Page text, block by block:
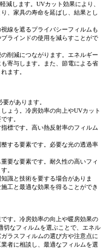
減します。UVカット効果により、
、家具の寿命を延ばし、結果とし
線を遮るプライバシーフィルムも
ラインドの使用を減らすことがで
削減につながります。エネルギー
寄与します。また、節電による省
ます。
があります。
ょう。冷房効率の向上やUVカット
す。
標です。高い熱反射率のフィルム
する要素です。必要な光の透過率
要な要素です。耐久性の高いフィ
。
識と技術を要する場合がありま
工と最適な効果を得ることができ
す。冷房効率の向上や暖房効果の
切なフィルムを選ぶことで、エネル
ラスフィルムの選び方や注意点に
者に相談し、最適なフィルムを選